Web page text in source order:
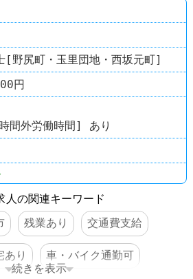
[野尻町・玉里団地・西坂元町]
円
外労働時間] あり
人の関連キーワード
残業あり 交通費支給
あり 車・バイク通勤可
続きを表示